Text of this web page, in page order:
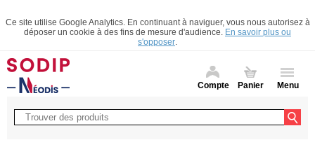
Ce site utilise Google Analytics. En continuant à naviguer, vous nous autorisez à
déposer un cookie à des fins de mesure d'audience. En savoir plus ou
s'opposer.
Compte Panier Menu